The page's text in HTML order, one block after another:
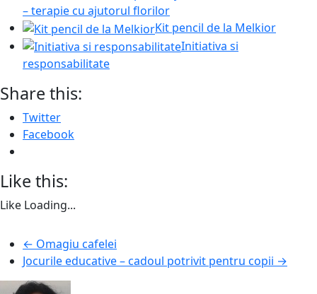
– terapie cu ajutorul florilor
Kit pencil de la Melkior
Initiativa si
responsabilitate
Share this:
Twitter
Facebook
Like this:
Like Loading...
← Omagiu cafelei
Jocurile educative – cadoul potrivit pentru copii →